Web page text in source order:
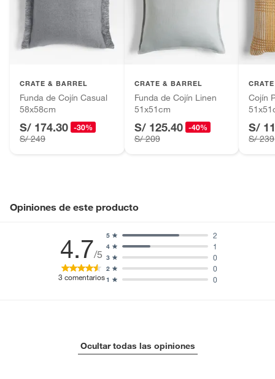
Alimentos, bebidas, fórmulas y leches para bebés.
Productos hechos a medida.
Pinturas de color a pedido.
Productos que hayan sido previamente instalados.
Baterías de auto.
Motocicletas y bicicletas motorizadas.
Licores y cigarros electrónicos.
CRATE & BARREL
Funda de Cojín Casual
58x58cm
S/ 174.30 -30%
S/ 249
CRATE & BARREL
Funda de Cojín Linen
51x51cm
S/ 125.40 -40%
S/ 209
Cojín
S/
S/ 239
Opiniones de este producto
4.7/5
3 comentarios1 0
2 0
3 0
4 1
5 2
Ocultar todas las opiniones